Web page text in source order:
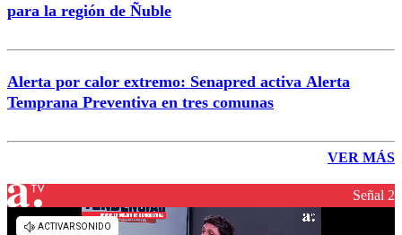
para la región de Ñuble
Alerta por calor extremo: Senapred activa Alerta
Temprana Preventiva en tres comunas
VER MÁS
Señal 2